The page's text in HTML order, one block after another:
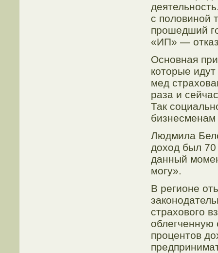
с половиной
прошедший
«ИП» —
Основная
которые
мед
раза и
Так
бизнесменам
Людмила
доход был
данный
могу».
В регионе
страхового
процентов